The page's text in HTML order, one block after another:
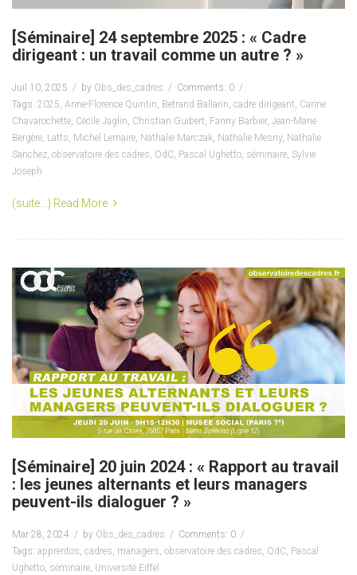
[Séminaire] 24 septembre 2025 : « Cadre
dirigeant : un travail comme un autre ? »
Juil 10, 2025 by Obs_des_cadres
Comments: 0
Tags: 2025 Anne-Florence Quintin Betrand Ballarin cadre dirigeant Carine
Chavarochette Cécile Jaglin Christian Guibert Fanny Barbier, Jean-Marie
Bergère Latts Michel Lemaire Nathalie Marczak Nathalie Mesny, Nathalie
Sanchez observatoire des cadres OdC Pascal Ughetto séminaire Sylvie
Joseph
(suite…) Read More
[Séminaire] 20 juin 2024 : « Rapport au travail
: les jeunes alternants et leurs managers
peuvent-ils dialoguer ? »
Mar 28, 2024 by Obs_des_cadres
Comments: 0
Tags: apprentos, cadres, managers, observatoire des cadres, OdC, Pascal
Ughetto, séminaire, Université Eiffel